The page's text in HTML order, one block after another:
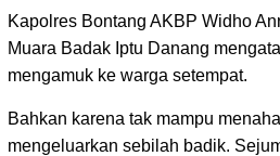
Kapolres Bontang AKBP Widho
Muara Badak Iptu Danang
mengamuk ke warga setempat.
Bahkan karena tak mampu
mengeluarkan sebilah badik.